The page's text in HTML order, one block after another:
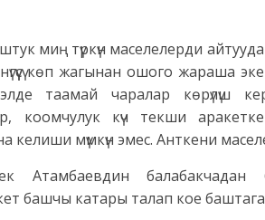
миң түркүн маселелерди
көп жагынан ошого жараша
таамай чаралар көрүлүш
коомчулук күч текши
келиши мүмкүн эмес. Анткени
Атамбаевдин
башчы катары талап кое